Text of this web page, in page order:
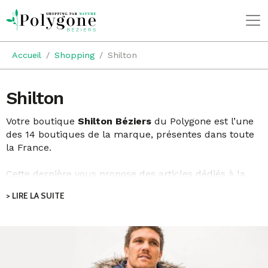
Accueil Shopping Shilton
Shilton
Votre boutique Shilton Béziers du Polygone est l’une
des 14 boutiques de la marque, présentes dans toute
la France.
Cette dernière vous propose des articles dédiés à la
bermudas en passant par des tee-shirts. Un choix
Ce qui distingue Shilton, c’est la qualité des tissus et
des coupes définissant des vêtements remarquables
> LIRE LA SUITE